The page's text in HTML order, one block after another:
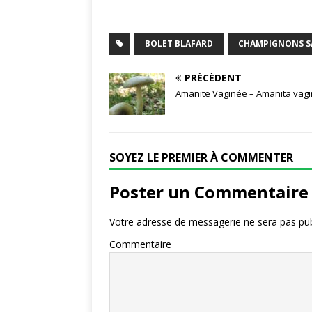
BOLET BLAFARD CHAMPIGNONS
PRÉCÉDENT
Amanite Vaginée – Amanita
SOYEZ LE PREMIER À COMMENTER
Poster un Commentaire
Votre adresse de messagerie ne sera pas
Commentaire